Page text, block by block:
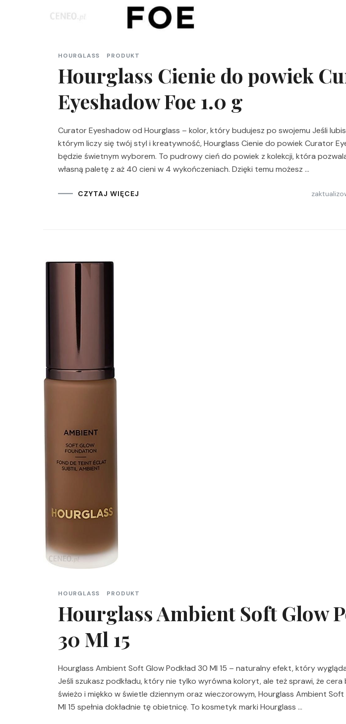
HOURGLASS PRODUKT
Hourglass Cienie do powiek
Eyeshadow Foe 1.0 g
Curator Eyeshadow od Hourglass – kolor, który budujesz po swojemu Jeśli
którym liczy się twój styl i kreatywność, Hourglass Cienie do powiek Curator
będzie świetnym wyborem. To pudrowy cień do powiek z kolekcji, która
własną paletę z aż 40 cieni w 4 wykończeniach. Dzięki temu możesz …
CZYTAJ WIĘCEJ
HOURGLASS PRODUKT
Hourglass Ambient Soft Glow
30 Ml 15
Hourglass Ambient Soft Glow Podkład 30 Ml 15 – naturalny efekt, który
Jeśli szukasz podkładu, który nie tylko wyrówna koloryt, ale też sprawi, że
świeżo i miękko w świetle dziennym oraz wieczorowym, Hourglass Ambient Soft
Ml 15 spełnia dokładnie tę obietnicę. To kosmetyk marki Hourglass …